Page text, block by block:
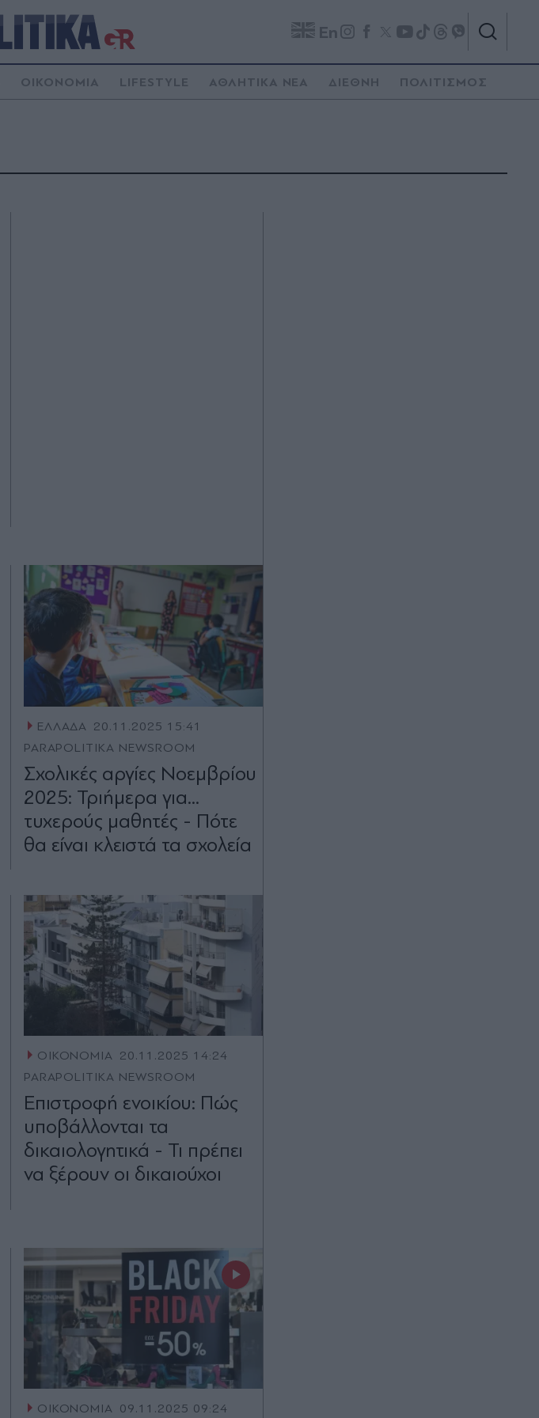
En
ΟΙΚΟΝΟΜΙΑ LIFESTYLE ΑΘΛΗΤΙΚΑ ΝΕΑ ΔΙΕΘΝΗ ΠΟΛΙΤΙΣΜΟΣ
ΕΛΛΑΔΑ 20.11.2025 15:41
PARAPOLITIKA NEWSROOM
Σχολικές αργίες Νοεμβρίου
2025: Τριήμερα για...
τυχερούς μαθητές - Πότε
θα είναι κλειστά τα σχολεία
ΟΙΚΟΝΟΜΙΑ 20.11.2025 14:24
PARAPOLITIKA NEWSROOM
Επιστροφή ενοικίου: Πώς
υποβάλλονται τα
δικαιολογητικά - Τι πρέπει
να ξέρουν οι δικαιούχοι
ΟΙΚΟΝΟΜΙΑ 09.11.2025 09:24